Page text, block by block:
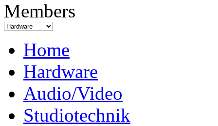
Members
Home
Hardware
Audio/Video
Studiotechnik